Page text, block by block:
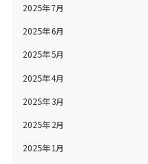
2025年7月
2025年6月
2025年5月
2025年4月
2025年3月
2025年2月
2025年1月